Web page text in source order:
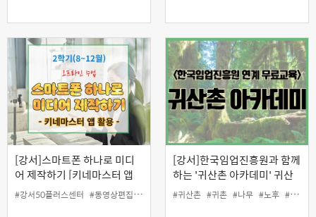
[강서]스마트폰 하나로 미디
어 제작하기 [키네마스터 앱
활용]
#강서50플러스센터 #동영상편집 #스마트폰 #영상제작 #인생설계 #일활동지원
[강서]한국임업진흥원과 함께
하는 '귀산촌 아카데미' 귀산
촌 지원정책 (평일 저녁반①)
#귀산촌 #귀촌 #나무 #노후 #당사자지원